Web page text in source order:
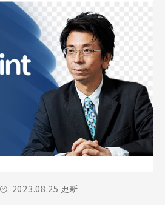
2023.08.25 更新